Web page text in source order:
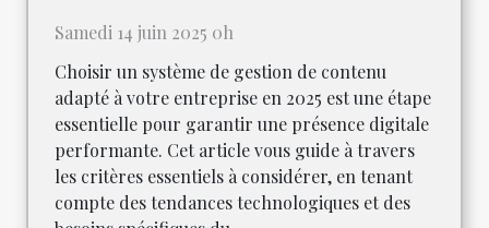
Samedi 14 juin 2025 0h
Choisir un système de gestion de contenu
adapté à votre entreprise en 2025 est une étape
essentielle pour garantir une présence digitale
performante. Cet article vous guide à travers
les critères essentiels à considérer, en tenant
compte des tendances technologiques et des